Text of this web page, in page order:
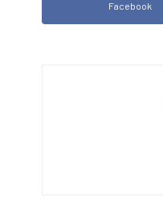
Facebook